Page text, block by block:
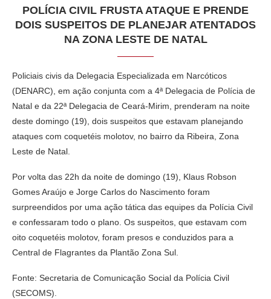
POLÍCIA CIVIL FRUSTA ATAQUE E PRENDE
DOIS SUSPEITOS DE PLANEJAR ATENTADOS
NA ZONA LESTE DE NATAL
Policiais civis da Delegacia Especializada em Narcóticos
(DENARC), em ação conjunta com a 4ª Delegacia de Polícia de
Natal e da 22ª Delegacia de Ceará-Mirim, prenderam na noite
deste domingo (19), dois suspeitos que estavam planejando
ataques com coquetéis molotov, no bairro da Ribeira, Zona
Leste de Natal.
Por volta das 22h da noite de domingo (19), Klaus Robson
Gomes Araújo e Jorge Carlos do Nascimento foram
surpreendidos por uma ação tática das equipes da Polícia Civil
e confessaram todo o plano. Os suspeitos, que estavam com
oito coquetéis molotov, foram presos e conduzidos para a
Central de Flagrantes da Plantão Zona Sul.
Fonte: Secretaria de Comunicação Social da Polícia Civil
(SECOMS).